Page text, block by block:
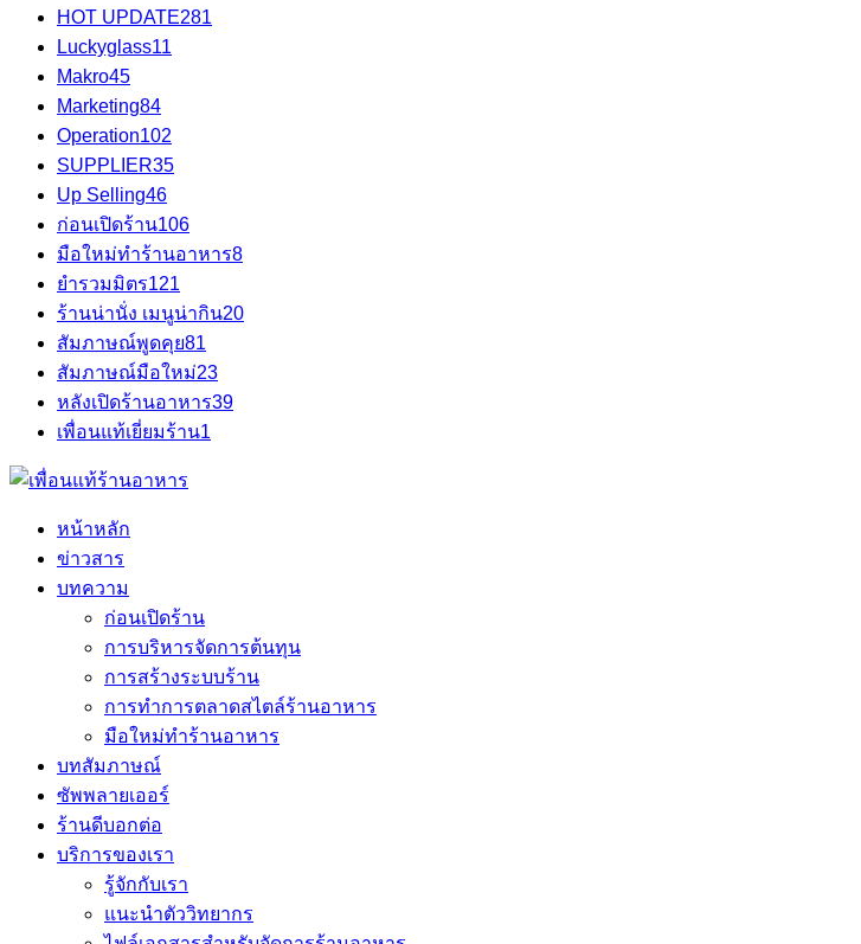
HOT UPDATE281
Luckyglass11
Makro45
Marketing84
Operation102
SUPPLIER35
Up Selling46
ก่อนเปิดร้าน106
มือใหม่ทำร้านอาหาร8
ยำรวมมิตร121
ร้านน่านั่ง เมนูน่ากิน20
สัมภาษณ์พูดคุย81
สัมภาษณ์มือใหม่23
หลังเปิดร้านอาหาร39
เพื่อนแท้เยี่ยมร้าน1
หน้าหลัก
ข่าวสาร
บทความ
ก่อนเปิดร้าน
การบริหารจัดการต้นทุน
การสร้างระบบร้าน
การทำการตลาดสไตล์ร้านอาหาร
มือใหม่ทำร้านอาหาร
บทสัมภาษณ์
ซัพพลายเออร์
ร้านดีบอกต่อ
บริการของเรา
รู้จักกับเรา
แนะนำตัววิทยากร